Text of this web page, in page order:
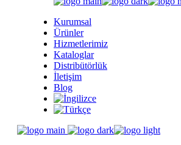
Kurumsal
Ürünler
Hizmetlerimiz
Kataloglar
Distribütörlük
İletişim
Blog